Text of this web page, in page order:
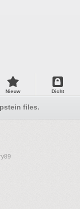
Nieuw Dicht
files.